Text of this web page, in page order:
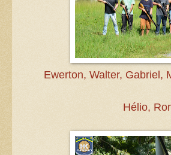
Ewerton, Walter, Gabriel,
Hélio,